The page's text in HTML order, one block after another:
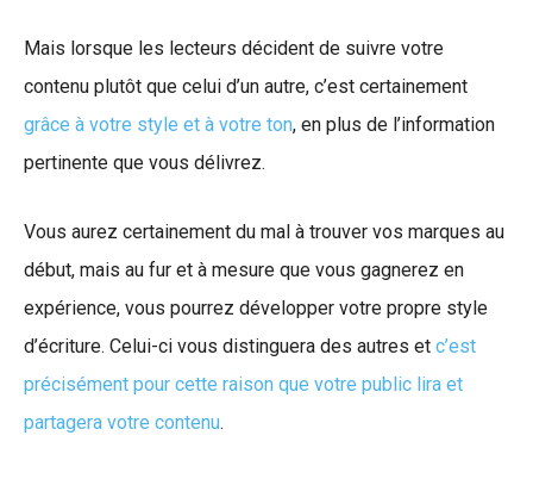
Mais lorsque les lecteurs décident de suivre votre
contenu plutôt que celui d’un autre, c’est certainement
grâce à votre style et à votre ton, en plus de l’information
pertinente que vous délivrez.
Vous aurez certainement du mal à trouver vos marques au
début, mais au fur et à mesure que vous gagnerez en
expérience, vous pourrez développer votre propre style
d’écriture. Celui-ci vous distinguera des autres et c’est
précisément pour cette raison que votre public lira et
partagera votre contenu.